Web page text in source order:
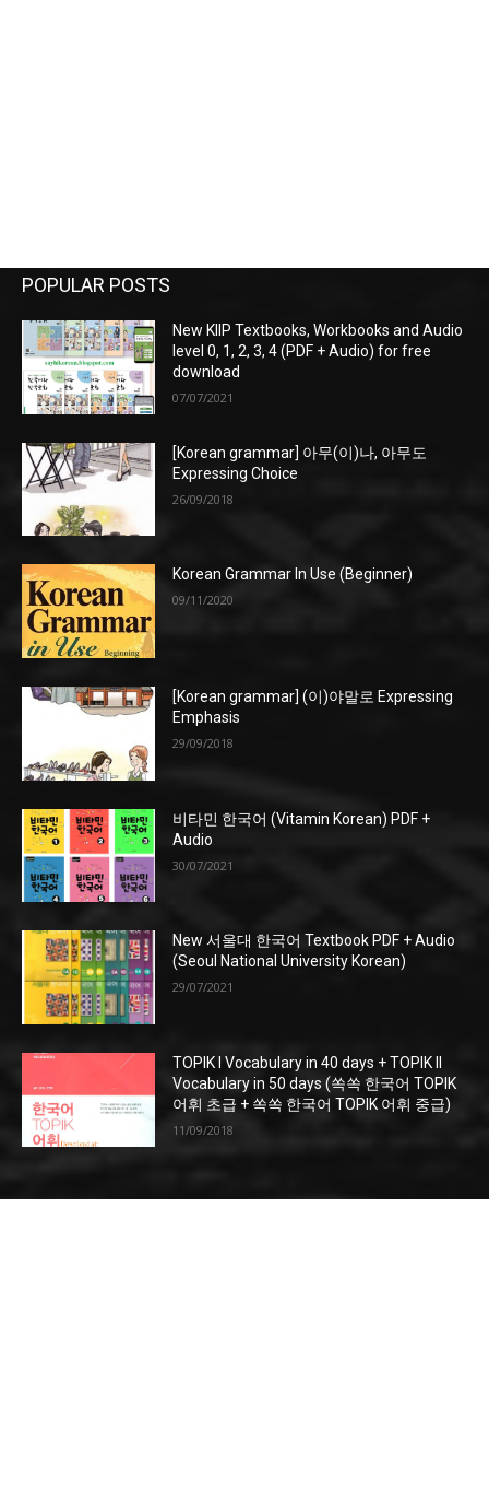
POPULAR POSTS
New KIIP Textbooks, Workbooks and Audio
level 0, 1, 2, 3, 4 (PDF + Audio) for free
download
07/07/2021
[Korean grammar] 아무(이)나, 아무도
Expressing Choice
26/09/2018
Korean Grammar In Use (Beginner)
09/11/2020
[Korean grammar] (이)야말로 Expressing
Emphasis
29/09/2018
비타민 한국어 (Vitamin Korean) PDF +
Audio
30/07/2021
New 서울대 한국어 Textbook PDF + Audio
(Seoul National University Korean)
29/07/2021
TOPIK I Vocabulary in 40 days + TOPIK II
Vocabulary in 50 days (쏙쏙 한국어 TOPIK
어휘 초급 + 쏙쏙 한국어 TOPIK 어휘 중급)
11/09/2018